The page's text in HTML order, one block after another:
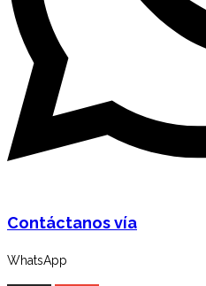
Contáctanos vía
WhatsApp